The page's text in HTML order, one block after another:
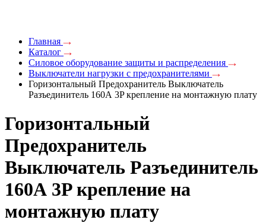
Главная
Каталог
Силовое оборудование защиты и распределения
Выключатели нагрузки с предохранителями
Горизонтальный Предохранитель Выключатель
Разъединитель 160А 3P крепление на монтажную плату
Горизонтальный
Предохранитель
Выключатель Разъединитель
160А 3P крепление на
монтажную плату